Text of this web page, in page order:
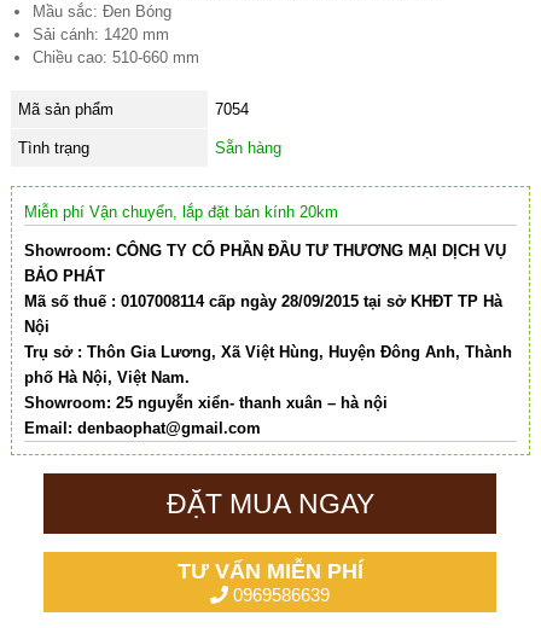
Mầu sắc: Đen Bóng
Sải cánh: 1420 mm
Chiều cao: 510-660 mm
Mã sản phẩm 7054
Tình trạng Sẵn hàng
Miễn phí Vận chuyển, lắp đặt bán kính 20km
Showroom: CÔNG TY CỔ PHẦN ĐẦU TƯ THƯƠNG MẠI DỊCH VỤ
BẢO PHÁT
Mã số thuế : 0107008114 cấp ngày 28/09/2015 tại sở KHĐT TP Hà
Nội
Trụ sở : Thôn Gia Lương, Xã Việt Hùng, Huyện Đông Anh, Thành
phố Hà Nội, Việt Nam.
Showroom: 25 nguyễn xiển- thanh xuân – hà nội
Email: denbaophat@gmail.com
ĐẶT MUA NGAY
TƯ VẤN MIỄN PHÍ
0969586639